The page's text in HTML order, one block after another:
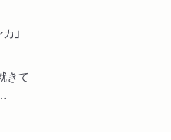
」
きて